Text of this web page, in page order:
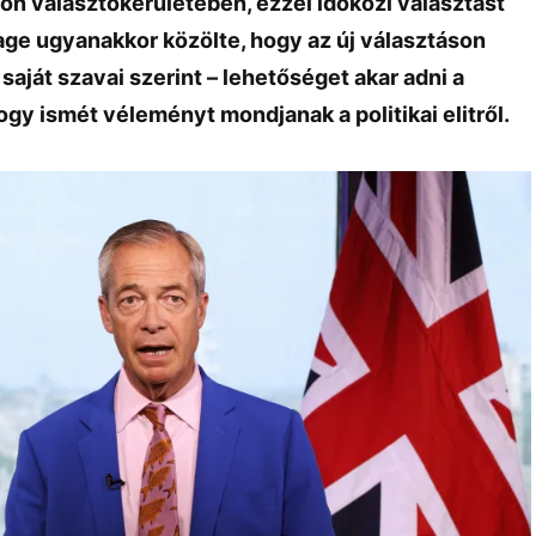
ugyanakkor közölte, hogy az új választáson
szavai szerint – lehetőséget akar adni a
ismét véleményt mondjanak a politikai elitről.